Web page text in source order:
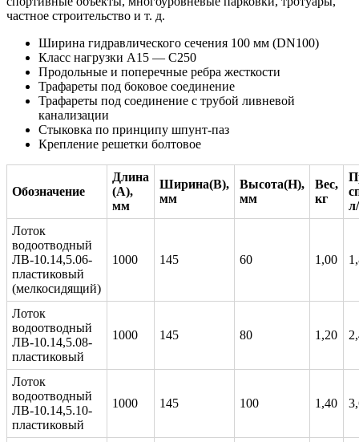
частное строительство и т. д.
Ширина гидравлического сечения 100 мм (DN100)
Класс нагрузки А15 — C250
Продольные и поперечные ребра жесткости
Трафареты под боковое соединение
Трафареты под соединение с трубой ливневой
канализации
Стыковка по принципу шпунт-паз
Крепление решетки болтовое
Обозначение
Длина
(А),
мм
Ширина(В),
мм
Высота(H),
мм
Вес,
кг
Лоток
водоотводный
ЛВ-10.14,5.06-
пластиковый
(мелкосидящий)
1000 145 60 1,00
Лоток
водоотводный
ЛВ-10.14,5.08-
пластиковый
1000 145 80 1,20
Лоток
водоотводный
ЛВ-10.14,5.10-
пластиковый
1000 145 100 1,40